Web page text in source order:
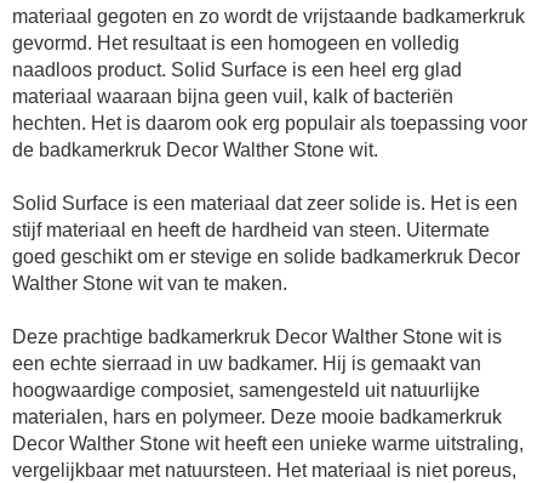
materiaal gegoten en zo wordt de vrijstaande badkamerkruk
gevormd. Het resultaat is een homogeen en volledig
naadloos product. Solid Surface is een heel erg glad
materiaal waaraan bijna geen vuil, kalk of bacteriën
hechten. Het is daarom ook erg populair als toepassing voor
de badkamerkruk Decor Walther Stone wit.
Solid Surface is een materiaal dat zeer solide is. Het is een
stijf materiaal en heeft de hardheid van steen. Uitermate
goed geschikt om er stevige en solide badkamerkruk Decor
Walther Stone witvan te maken.
Deze prachtige badkamerkruk Decor Walther Stone witis
een echte sierraad in uw badkamer. Hij is gemaakt van
hoogwaardige composiet, samengesteld uit natuurlijke
materialen, hars en polymeer. Deze mooie badkamerkruk
Decor Walther Stone witheeft een unieke warme uitstraling,
vergelijkbaar met natuursteen. Het materiaal is niet poreus,